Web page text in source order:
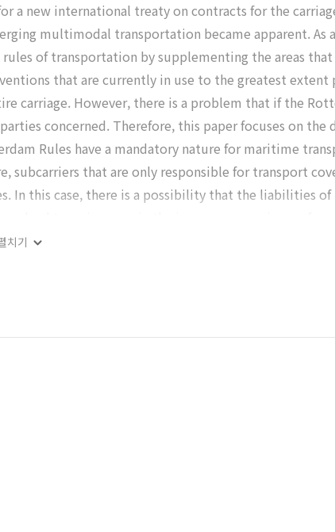
a new international treaty on contracts for the
multimodal transportation became apparent. As
of transportation by supplementing the areas
that are currently in use to the greatest extent
carriage. However, there is a problem that if the
concerned. Therefore, this paper focuses on the
Rules have a mandatory nature for maritime
that are only responsible for transport
this case, there is a possibility that the liabilities
burden on the cargo-owner. Therefore, in considering
apply the rules, a contractual party from a signatory
signatory nation can be excluded from a carriage
치기